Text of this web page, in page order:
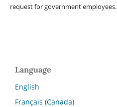
request for government employees.
Language
English
Français (Canada)